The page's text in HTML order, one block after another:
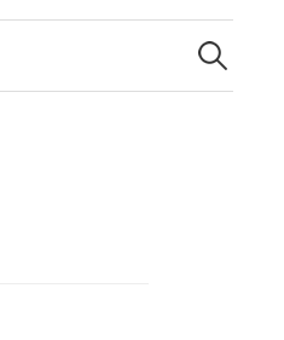
Suchen
nach: